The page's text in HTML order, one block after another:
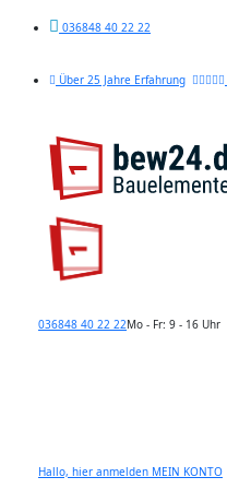
036848 40 22 22
Über 25 Jahre Erfahrung
036848 40 22 22Mo - Fr: 9 - 16 Uhr
Hallo, hier anmelden MEIN KONTO